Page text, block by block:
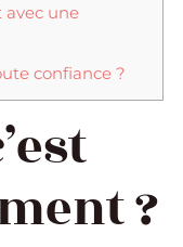
une
confiance ?
?